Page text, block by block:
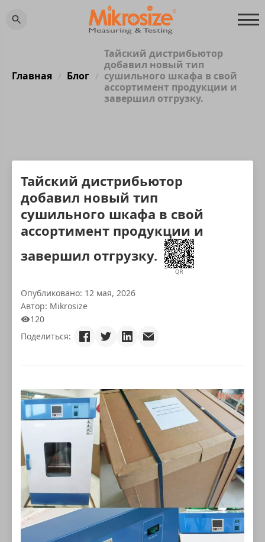
Главная / Блог /
Тайский дистрибьютор
добавил новый тип
сушильного шкафа в свой
ассортимент продукции и
завершил отгрузку.
Тайский дистрибьютор
добавил новый тип
сушильного шкафа в свой
ассортимент продукции и
завершил отгрузку.
QR
Опубликовано: 12 мая, 2026
Автор: Mikrosize
120
Поделиться: